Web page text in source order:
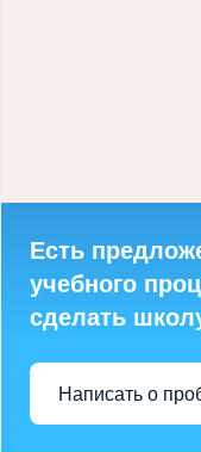
Есть
учебного
сделать
Написать о